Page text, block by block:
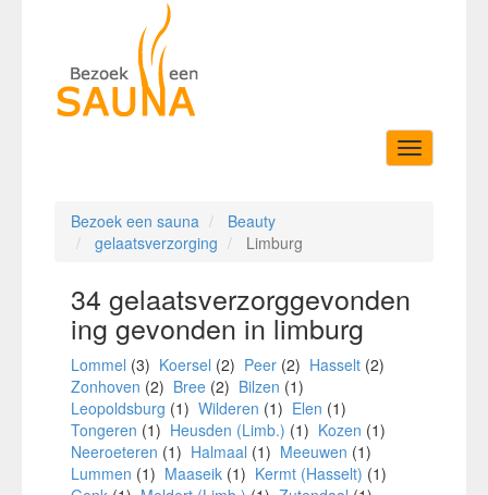
Toggle
navigation
Bezoek een sauna
Beauty
gelaatsverzorging
Limburg
34 gelaatsverzorggevonden
ing gevonden in limburg
Lommel (3) Koersel (2) Peer (2) Hasselt (2)
Zonhoven (2) Bree (2) Bilzen (1)
Leopoldsburg (1) Wilderen (1) Elen (1)
Tongeren (1) Heusden (Limb.) (1) Kozen (1)
Neeroeteren (1) Halmaal (1) Meeuwen (1)
Lummen (1) Maaseik (1) Kermt (Hasselt) (1)